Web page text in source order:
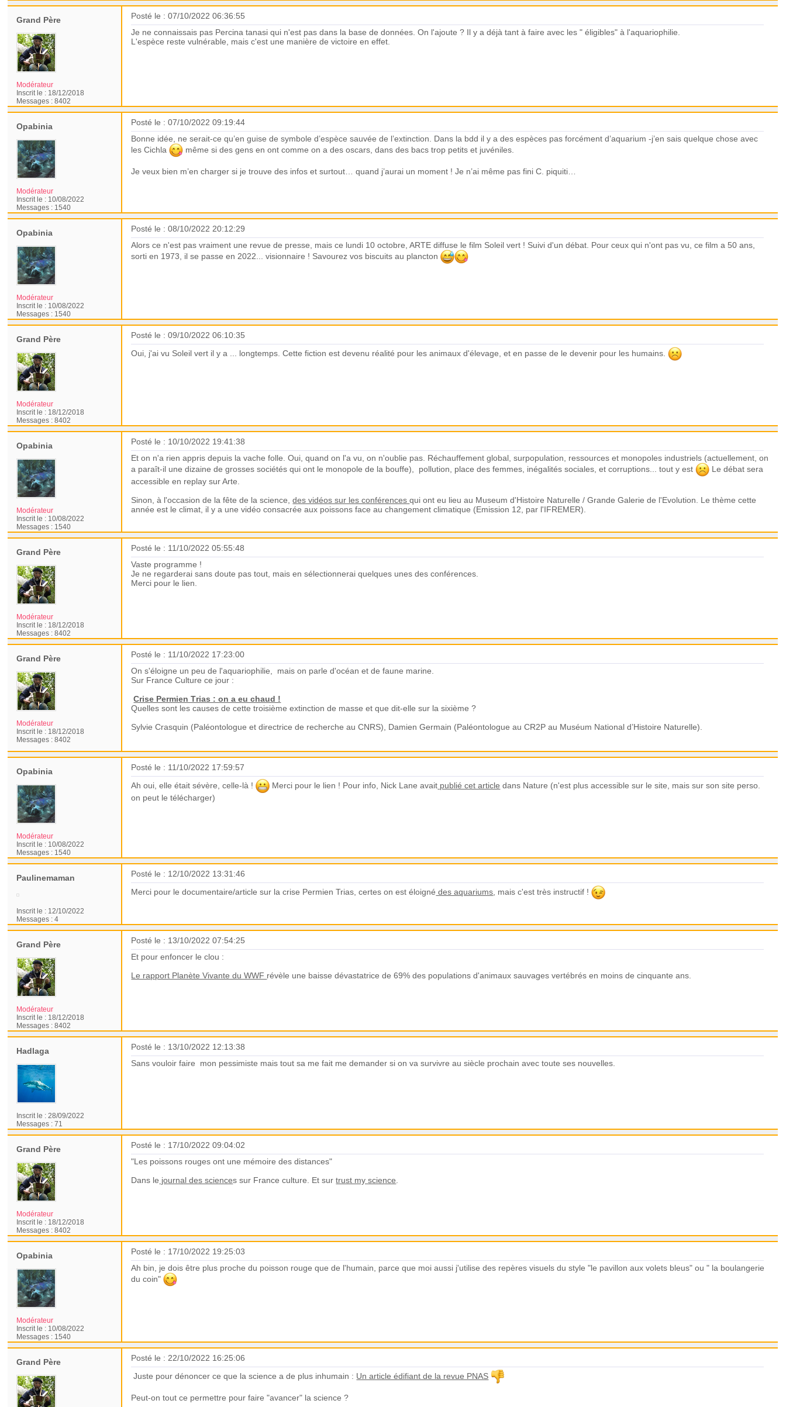
Grand Père
Modérateur
Inscrit le : 18/12/2018
Messages :8402
Posté le : 07/10/2022 06:36:55
Je ne connaissais pas Percina tanasi qui n'est pas dans la base de données. On l'ajoute ? Il y a déjà tant à faire avec les " éligibles" à l'aquariophilie.
L'espèce reste vulnérable, mais c'est une manière de victoire en effet.
Opabinia
Modérateur
Inscrit le : 10/08/2022
Messages : 1540
Posté le : 07/10/2022 09:19:44
Bonne idée, ne serait-ce qu’en guise de symbole d’espèce sauvée de l’extinction. Dans la bdd il y a des espèces pas forcément d’aquarium -j’en sais quelque chose avec
les Cichla
même si des gens en ont comme on a des oscars, dans des bacs trop petits et juvéniles.
Je veux bien m’en charger si je trouve des infos et surtout… quand j’aurai un moment ! Je n’ai même pas fini C. piquiti…
Opabinia
Modérateur
Inscrit le : 10/08/2022
Messages : 1540
Posté le : 08/10/2022 20:12:29
Alors ce n'est pas vraiment une revue de presse, mais ce lundi 10 octobre, ARTE diffuse le film Soleil vert ! Suivi d'un débat. Pour ceux qui n'ont pas vu, ce film a 50 ans,
sorti en 1973, il se passe en 2022... visionnaire ! Savourez vos biscuits au plancton
Grand Père
Modérateur
Inscrit le : 18/12/2018
Messages :8402
Posté le : 09/10/2022 06:10:35
Oui, j'ai vu Soleil vert il y a ... longtemps. Cette fiction est devenu réalité pour les animaux d'élevage, et en passe de le devenir pour les humains.
Opabinia
Modérateur
Inscrit le : 10/08/2022
Messages : 1540
Posté le : 10/10/2022 19:41:38
Et on n'a rien appris depuis la vache folle. Oui, quand on l'a vu, on n'oublie pas. Réchauffement global, surpopulation, ressources et monopoles industriels (actuellement, on
a paraît-il une dizaine de grosses sociétés qui ont le monopole de la bouffe), pollution, place des femmes, inégalités sociales, et corruptions... tout y est
Le débat sera
accessible en replay sur Arte.
Sinon, à l'occasion de la fête de la science,des vidéos sur les conférencesqui ont eu lieu au Museum d'Histoire Naturelle / Grande Galerie de l'Evolution. Le thème cette
année est le climat, il y a une vidéo consacrée aux poissons face au changement climatique (Emission 12, par l'IFREMER).
Grand Père
Modérateur
Inscrit le : 18/12/2018
Messages :8402
Posté le : 11/10/2022 05:55:48
Vaste programme !
Je ne regarderai sans doute pas tout, mais en sélectionnerai quelques unes des conférences.
Merci pour le lien.
Grand Père
Modérateur
Inscrit le : 18/12/2018
Messages :8402
Posté le : 11/10/2022 17:23:00
On s'éloigne un peu de l'aquariophilie, mais on parle d'océan et de faune marine.
Sur France Culture ce jour :
Crise Permien Trias : on a eu chaud !
Quelles sont les causes de cette troisième extinction de masse et que dit-elle sur la sixième ?
Sylvie Crasquin (Paléontologue et directrice de recherche au CNRS), Damien Germain (Paléontologue au CR2P au Muséum National d’Histoire Naturelle).
Opabinia
Modérateur
Inscrit le : 10/08/2022
Messages : 1540
Posté le : 11/10/2022 17:59:57
Ah oui, elle était sévère, celle-là !
Merci pour le lien ! Pour info, Nick Lane avait publié cet article dans Nature (n'est plus accessible sur le site, mais sur son site perso.
on peut le télécharger)
Paulinemaman
Inscrit le : 12/10/2022
Messages :4
Posté le : 12/10/2022 13:31:46
Merci pour le documentaire/article sur la crise Permien Trias, certes on est éloigné des aquariums , mais c'est très instructif !
Grand Père
Modérateur
Inscrit le : 18/12/2018
Messages :8402
Posté le : 13/10/2022 07:54:25
Et pour enfoncer le clou :
Le rapport Planète Vivante du WWF révèle une baisse dévastatrice de 69% des populations d'animaux sauvages vertébrés en moins de cinquante ans.
Hadlaga
Inscrit le :28/09/2022
Messages :71
Posté le : 13/10/2022 12:13:38
Sans vouloir faire mon pessimiste mais tout sa me fait me demander si on va survivre au siècle prochain avec toute ses nouvelles.
Grand Père
Modérateur
Inscrit le : 18/12/2018
Messages :8402
Posté le : 17/10/2022 09:04:02
"Les poissons rouges ont une mémoire des distances"
Dans le journal des sciences sur France culture. Et surtrust my science
Opabinia
Modérateur
Inscrit le : 10/08/2022
Messages : 1540
Posté le : 17/10/2022 19:25:03
Ah bin, je dois être plus proche du poisson rouge que de l'humain, parce que moi aussi j'utilise des repères visuels du style "le pavillon aux volets bleus" ou " la boulangerie
du coin"
Grand Père
Posté le : 22/10/2022 16:25:06
Juste pour dénoncer ce que la science a de plus inhumain : Un article édifiant de la revue PNAS
Peut-on tout ce permettre pour faire "avancer" la science ?